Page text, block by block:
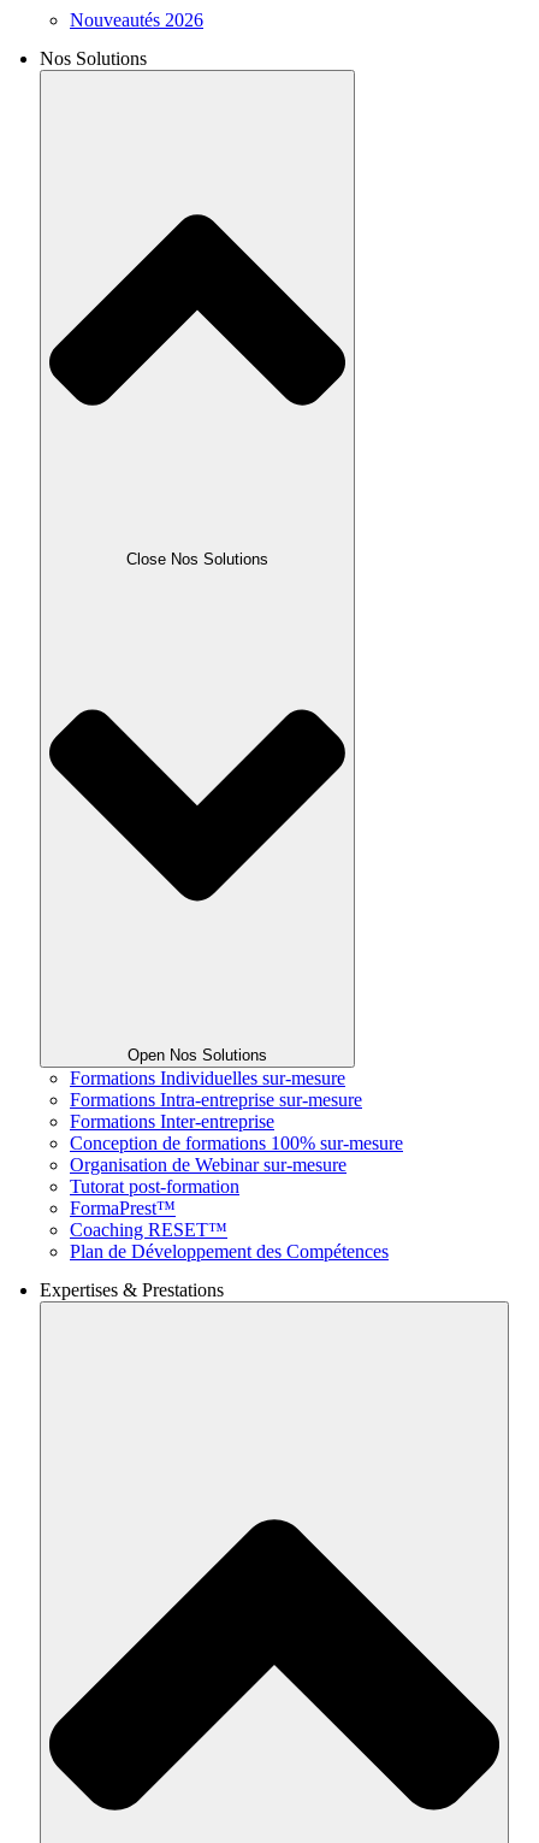
Nouveautés 2026
Nos Solutions
Close Nos Solutions
Open Nos Solutions
Formations Individuelles sur-mesure
Formations Intra-entreprise sur-mesure
Formations Inter-entreprise
Conception de formations 100% sur-mesure
Organisation de Webinar sur-mesure
Tutorat post-formation
FormaPrest™
Coaching RESET™
Plan de Développement des Compétences
Expertises & Prestations